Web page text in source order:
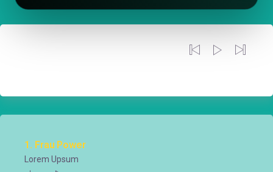
1 Frau Power
Lorem Upsum